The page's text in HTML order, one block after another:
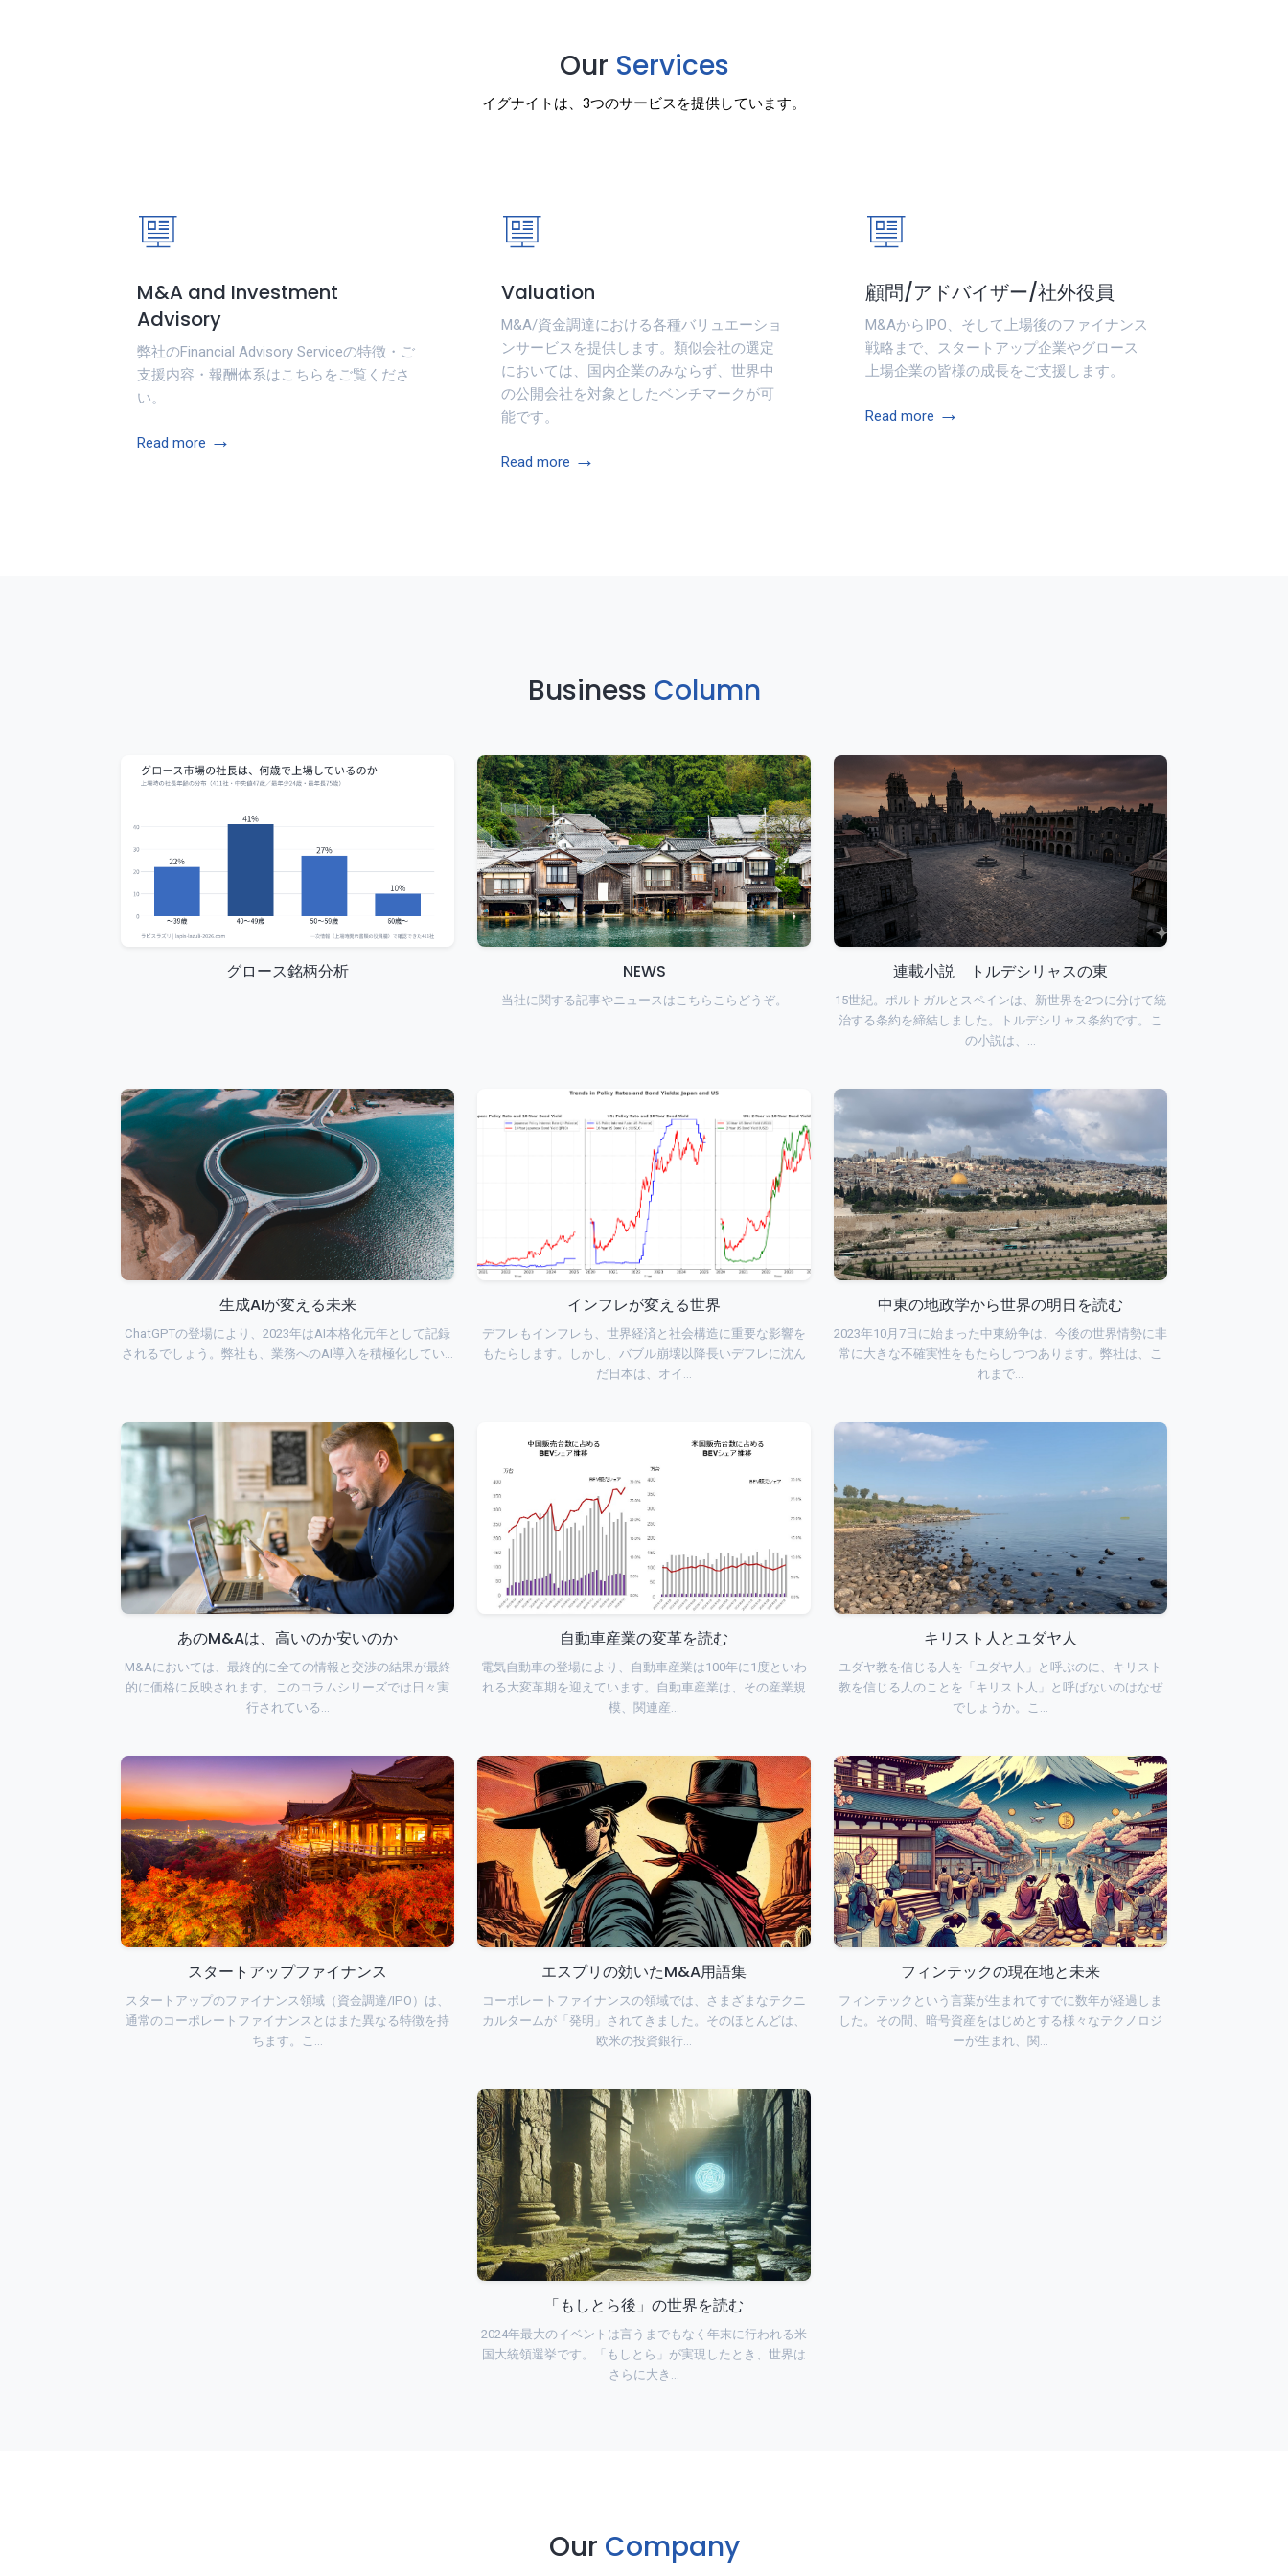
Our Services
イグナイトは、3つのサービスを提供しています。
M&A and Investment
Advisory
弊社のFinancial Advisory Serviceの特徴・ご
支援内容・報酬体系はこちらをご覧くださ
い。
Read more →
Valuation
M&A/資金調達における各種バリュエーショ
ンサービスを提供します。類似会社の選定
においては、国内企業のみならず、世界中
の公開会社を対象としたベンチマークが可
能です。
Read more →
顧問/アドバイザー/社外役員
M&AからIPO、そして上場後のファイナンス
戦略まで、スタートアップ企業やグロース
上場企業の皆様の成長をご支援します。
Read more →
Business Column
グロース銘柄分析 NEWS
当社に関する記事やニュースはこちらこらどうぞ。
連載小説 トルデシリャスの東
15世紀。ポルトガルとスペインは、新世界を2つに分けて統
治する条約を締結しました。トルデシリャス条約です。こ
の小説は、…
生成AIが変える未来
ChatGPTの登場により、2023年はAI本格化元年として記録
されるでしょう。弊社も、業務へのAI導入を積極化してい…
インフレが変える世界
デフレもインフレも、世界経済と社会構造に重要な影響を
もたらします。しかし、バブル崩壊以降長いデフレに沈ん
だ日本は、オイ…
中東の地政学から世界の明日を読む
2023年10月7日に始まった中東紛争は、今後の世界情勢に非
常に大きな不確実性をもたらしつつあります。弊社は、こ
れまで…
あのM&Aは、高いのか安いのか
M&Aにおいては、最終的に全ての情報と交渉の結果が最終
的に価格に反映されます。このコラムシリーズでは日々実
行されている…
自動車産業の変革を読む
電気自動車の登場により、自動車産業は100年に1度といわ
れる大変革期を迎えています。自動車産業は、その産業規
模、関連産…
キリスト人とユダヤ人
ユダヤ教を信じる人を「ユダヤ人」と呼ぶのに、キリスト
教を信じる人のことを「キリスト人」と呼ばないのはなぜ
でしょうか。こ…
スタートアップファイナンス
スタートアップのファイナンス領域（資金調達/IPO）は、
通常のコーポレートファイナンスとはまた異なる特徴を持
ちます。こ…
エスプリの効いたM&A用語集
コーポレートファイナンスの領域では、さまざまなテクニ
カルタームが「発明」されてきました。そのほとんどは、
欧米の投資銀行…
フィンテックの現在地と未来
フィンテックという言葉が生まれてすでに数年が経過しま
した。その間、暗号資産をはじめとする様々なテクノロジ
ーが生まれ、関…
「もしとら後」の世界を読む
2024年最大のイベントは言うまでもなく年末に行われる米
国大統領選挙です。「もしとら」が実現したとき、世界は
さらに大き…
Our Company